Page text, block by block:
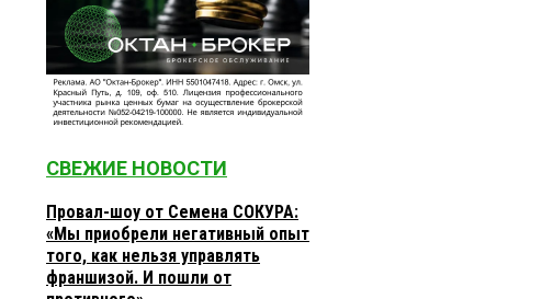
СВЕЖИЕ НОВОСТИ
Провал-шоу от Семена СОКУРА:
«Мы приобрели негативный опыт
того, как нельзя управлять
франшизой. И пошли от